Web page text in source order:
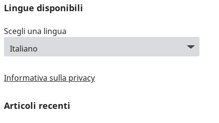
Lingue disponibili
Scegli una lingua
Informativa sulla privacy
Articoli recenti